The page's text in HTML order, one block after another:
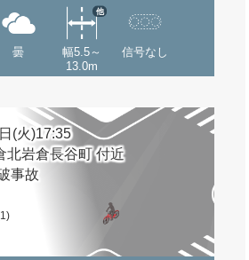
曇
幅5.5～
13.0m
他
信号なし
(火)17:35
北岩倉長谷町 付近
事故